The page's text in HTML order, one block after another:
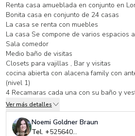
Renta casa amueblada en conjunto en
Bonita casa en conjunto de 24 casas
La casa se renta con muebles
La casa Se compone de varios espacios
Sala comedor
Medio baño de visitas
Closets para vajillas , Bar y visitas
cocina abierta con alacena family con antecomedor y estudio de tv
(nivel 1)
4 Recamaras cada una con su baño y
closet
La principal con dos vestidores y cuenta
En el pasillo de las recamaras cuenta
otro para medicinas o cualquier uso
Ver más detalles
Noemi Goldner Braun
Tel. +525640414284